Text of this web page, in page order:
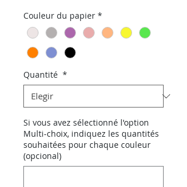
Couleur du papier *
Quantité *
Si vous avez sélectionné l'option
Multi-choix, indiquez les quantités
souhaitées pour chaque couleur
(opcional)